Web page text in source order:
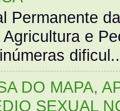
Permanente
e
DO MAPA,
SEXUAL